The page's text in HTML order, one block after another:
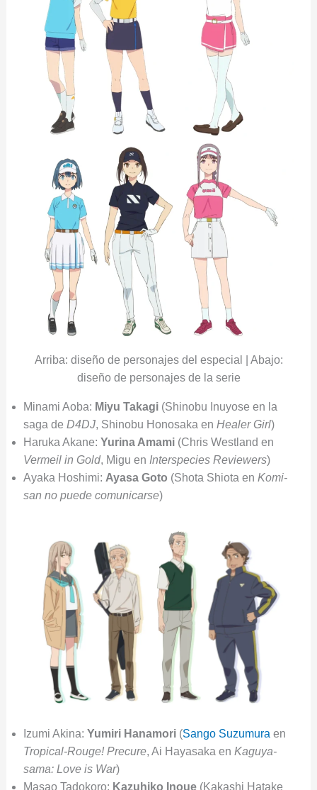
Arriba: diseño de personajes del especial | Abajo:
diseño de personajes de la serie
Minami Aoba: Miyu Takagi(Shinobu Inuyose en la
saga de D4DJ, Shinobu Honosaka en Healer Girl)
Haruka Akane: Yurina Amami(Chris Westland en
Vermeil in Gold, Migu en Interspecies Reviewers)
Ayaka Hoshimi: Ayasa Goto (Shota Shiota en Komi-
san no puede comunicarse)
Izumi Akina: Yumiri Hanamori(Sango Suzumura en
Tropical-Rouge! Precure, Ai Hayasaka en Kaguya-
sama: Love is War)
Masao Tadokoro: Kazuhiko Inoue(Kakashi Hatake